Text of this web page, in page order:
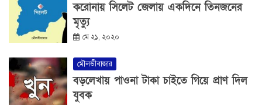
করোনায় সিলেট জেলায় একদিনে তিনজনের
মৃত্যু
মে ২১, ২০২০
মৌলভীবাজার
বড়লেখায় পাওনা টাকা চাইতে গিয়ে প্রাণ দিল
যুবক